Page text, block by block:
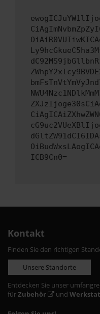
ICB9Cn0=
Kontakt
Finden Sie den richtigen
Unsere Standorte
Entdecken Sie unser
fürZubehör und